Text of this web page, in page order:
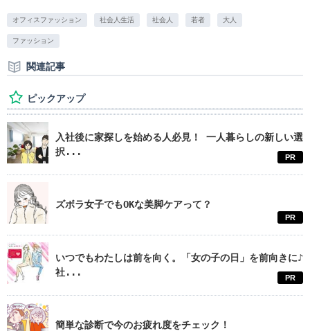
オフィスファッション 社会人生活 社会人 若者 大人
ファッション
関連記事
ピックアップ
入社後に家探しを始める人必見！ 一人暮らしの新しい選
択...
PR
ズボラ女子でもOKな美脚ケアって？
PR
いつでもわたしは前を向く。「女の子の日」を前向きに♪
社...
PR
簡単な診断で今のお疲れ度をチェック！